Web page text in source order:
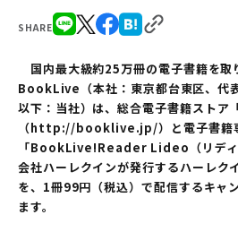
SHARE
国内最大級約25万冊の電子書籍を取
BookLive（本社：東京都台東区、代
以下：当社）は、総合電子書籍ストア
（http://booklive.jp/）と電子書籍
「BookLive!Reader Lideo（リディ
会社ハーレクインが発行するハーレク
を、1冊99円（税込）で配信するキャ
ます。